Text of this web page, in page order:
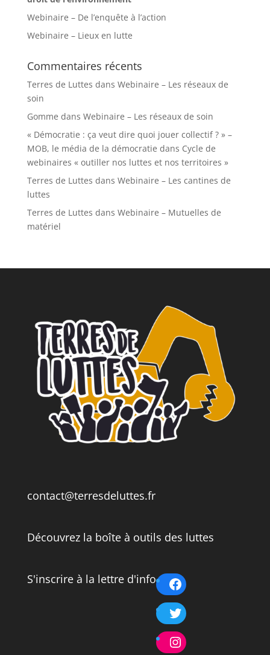
Webinaire – De l’enquête à l’action
Webinaire – Lieux en lutte
Commentaires récents
Terres de Luttes dans Webinaire – Les réseaux de
soin
Gomme dans Webinaire – Les réseaux de soin
« Démocratie : ça veut dire quoi jouer collectif ? » –
MOB, le média de la démocratie dans Cycle de
webinaires « outiller nos luttes et nos territoires »
Terres de Luttes dans Webinaire – Les cantines de
luttes
Terres de Luttes dans Webinaire – Mutuelles de
matériel
contact@terresdeluttes.fr
Découvrez la boîte à outils des luttes
S'inscrire à la lettre d'info
Facebook
Twitter
Instagram